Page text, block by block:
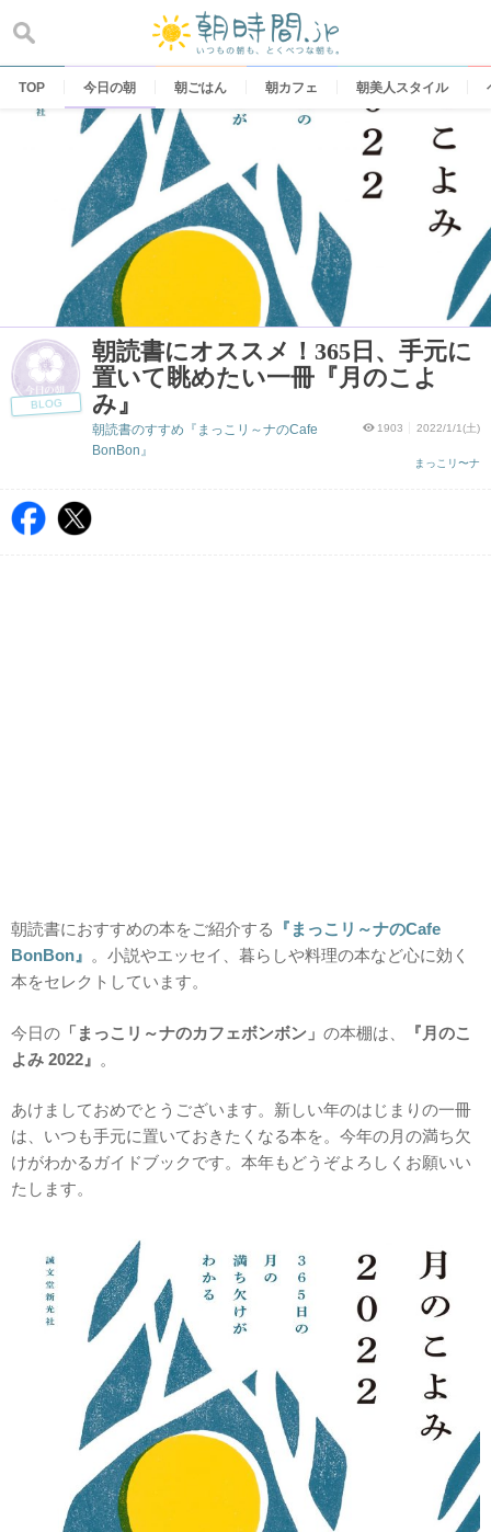
content
TOP 今日の朝 朝ごはん 朝カフェ 朝美人スタイル
BLOG
朝読書にオススメ！365日、手元に
置いて眺めたい一冊『月のこよ
み』
1903 2022/1/1(土)
まっこリ〜ナ
朝読書のすすめ『まっこリ～ナのCafe
BonBon』
朝読書におすすめの本をご紹介する
『まっこリ～ナのCafe
BonBon』 。小説やエッセイ、暮らしや料理の本など心に効く
本をセレクトしています。
今日の 「まっこリ～ナのカフェボンボン」 の本棚は、
『月のこ
よみ 2022』 。
あけましておめでとうございます。新しい年のはじまりの一冊
は、いつも手元に置いておきたくなる本を。今年の月の満ち欠
けがわかるガイドブックです。本年もどうぞよろしくお願いい
たします。